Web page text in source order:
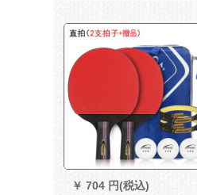
￥ 704 円(税込)